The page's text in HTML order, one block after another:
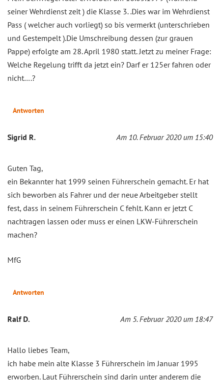
seiner Wehrdienst zeit ) die Klasse 3. .Dies war im Wehrdienst
Pass ( welcher auch vorliegt) so bis vermerkt (unterschrieben
und Gestempelt ).Die Umschreibung dessen (zur grauen
Pappe) erfolgte am 28. April 1980 statt. Jetzt zu meiner Frage:
Welche Regelung trifft da jetzt ein? Darf er 125er fahren oder
nicht….?
Antworten
Sigrid R. Am 10. Februar 2020 um 15:40
Guten Tag,
ein Bekannter hat 1999 seinen Führerschein gemacht. Er hat
sich beworben als Fahrer und der neue Arbeitgeber stellt
fest, dass in seinem Führerschein C fehlt. Kann er jetzt C
nachtragen lassen oder muss er einen LKW-Führerschein
machen?
MfG
Antworten
Ralf D. Am 5. Februar 2020 um 18:47
Hallo liebes Team,
ich habe mein alte Klasse 3 Führerschein im Januar 1995
erworben. Laut Führerschein sind darin unter anderem die